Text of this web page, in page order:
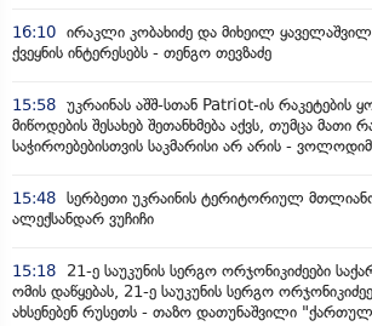
16:10 ირაკლი კობახიძე და მიხეილ
ქვეყნის ინტერესებს - თენგო თევზაძე
15:58 უკრაინას აშშ-სთან Patriot-ის რაკეტების
მიწოდების შესახებ შეთანხმება აქვს, თუმცა მათი
საჭიროებებისთვის საკმარისი არ არის -
15:48 სერბეთი უკრაინის ტერიტორიულ
ალექსანდარ ვუჩიჩი
15:18
21-ე საუკუნის სერგო ორჯონიკიძეები
ომის დაწყებას, 21-ე საუკუნის სერგო
ახსენებენ რუსეთს - თაზო დათუნაშვილი "ქართულ